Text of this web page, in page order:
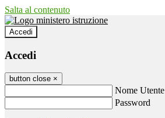
Salta al contenuto
Accedi
Accedi
button close ×
Nome Utente
Password